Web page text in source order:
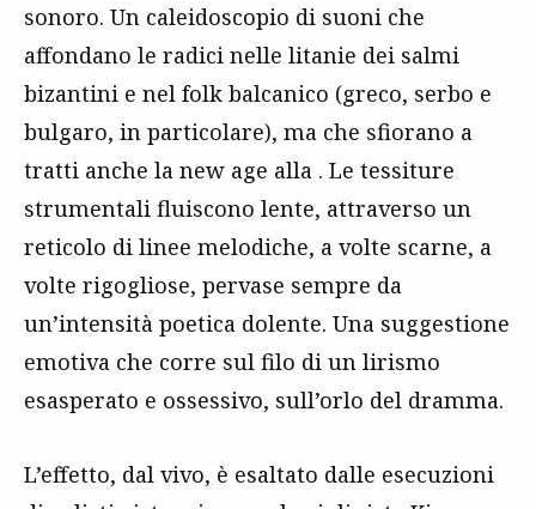
sonoro. Un caleidoscopio di suoni che
affondano le radici nelle litanie dei salmi
bizantini e nel folk balcanico (greco, serbo e
bulgaro, in particolare), ma che sfiorano a
tratti anche la new age alla . Le tessiture
strumentali fluiscono lente, attraverso un
reticolo di linee melodiche, a volte scarne, a
volte rigogliose, pervase sempre da
un’intensità poetica dolente. Una suggestione
emotiva che corre sul filo di un lirismo
esasperato e ossessivo, sull’orlo del dramma.
L’effetto, dal vivo, è esaltato dalle esecuzioni